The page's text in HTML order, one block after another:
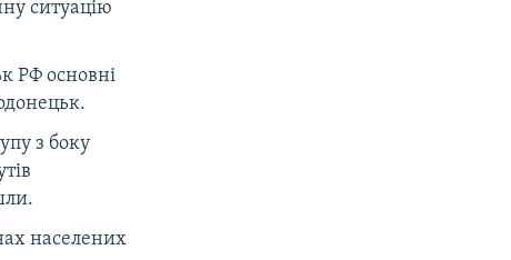
ситуацію
РФ основні
з боку
населених